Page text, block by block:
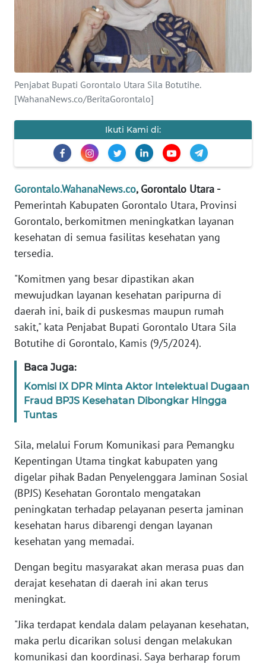
Penjabat Bupati Gorontalo Utara Sila Botutihe.
[WahanaNews.co/BeritaGorontalo]
Ikuti Kami di:
Gorontalo.WahanaNews.co, Gorontalo Utara -
Pemerintah Kabupaten Gorontalo Utara, Provinsi
Gorontalo, berkomitmen meningkatkan layanan
kesehatan di semua fasilitas kesehatan yang
tersedia.
"Komitmen yang besar dipastikan akan
mewujudkan layanan kesehatan paripurna di
daerah ini, baik di puskesmas maupun rumah
sakit," kata Penjabat Bupati Gorontalo Utara Sila
Botutihe di Gorontalo, Kamis (9/5/2024).
Baca Juga:
Komisi IX DPR Minta Aktor Intelektual Dugaan
Fraud BPJS Kesehatan Dibongkar Hingga
Tuntas
Sila, melalui Forum Komunikasi para Pemangku
Kepentingan Utama tingkat kabupaten yang
digelar pihak Badan Penyelenggara Jaminan Sosial
(BPJS) Kesehatan Gorontalo mengatakan
peningkatan terhadap pelayanan peserta jaminan
kesehatan harus dibarengi dengan layanan
kesehatan yang memadai.
Dengan begitu masyarakat akan merasa puas dan
derajat kesehatan di daerah ini akan terus
meningkat.
"Jika terdapat kendala dalam pelayanan kesehatan,
maka perlu dicarikan solusi dengan melakukan
komunikasi dan koordinasi. Saya berharap forum
INFO
IKLAN
TENTANG
PEDOMAN
SIBER
REDAKSI
KARIR
DISCLAIMER
Wahana
News
Regional
WN
SUMUT
WN
JABAR
WN
BANTEN
WN
WN
KEPRI
PAPUA